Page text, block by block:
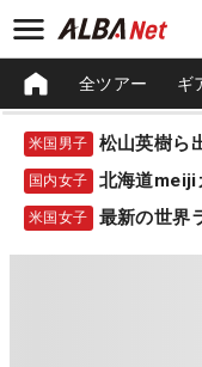
全ツアー ギ
米国男子
国内女子 北海道
米国女子 最新の世界